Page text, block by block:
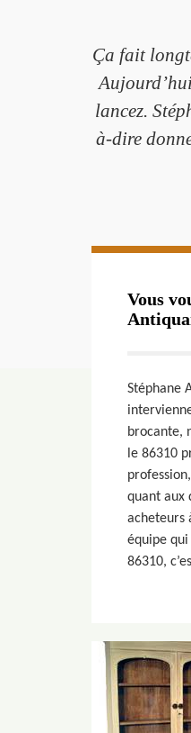
Ça fait
lancez.
à-dire
Vous
Stéphane
brocante,
le 86310
quant aux
acheteurs
équipe qui
86310,